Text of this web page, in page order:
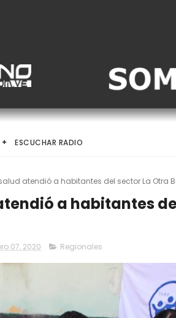
ESCUCHAR RADIO
atendió a habitantes del sector La Otra
a habitantes
07, 2020 Regionales